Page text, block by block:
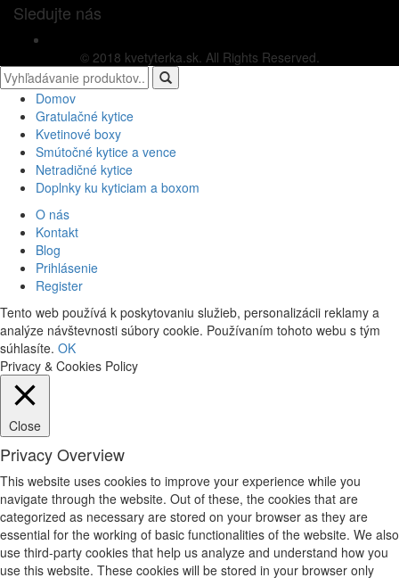
Sledujte nás
© 2018 kvetyterka.sk. All Rights Reserved.
Domov
Gratulačné kytice
Kvetinové boxy
Smútočné kytice a vence
Netradičné kytice
Doplnky ku kyticiam a boxom
O nás
Kontakt
Blog
Prihlásenie
Register
Tento web používá k poskytovaniu služieb, personalizácii reklamy a
analýze návštevnosti súbory cookie. Používaním tohoto webu s tým
súhlasíte. OK
Privacy & Cookies Policy
Close
Privacy Overview
This website uses cookies to improve your experience while you
navigate through the website. Out of these, the cookies that are
categorized as necessary are stored on your browser as they are
essential for the working of basic functionalities of the website. We also
use third-party cookies that help us analyze and understand how you
use this website. These cookies will be stored in your browser only